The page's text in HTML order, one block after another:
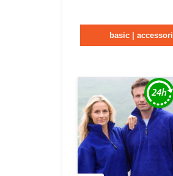
basic | accessori